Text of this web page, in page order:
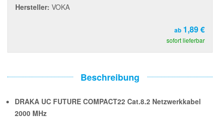
Hersteller: VOKA
ab 1,89 €
sofort lieferbar
Beschreibung
DRAKA UC FUTURE COMPACT22 Cat.8.2 Netzwerkkabel
2000 MHz